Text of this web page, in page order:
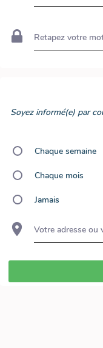
Retapez votre
Soyez informé(e) par
Chaque semaine
Chaque mois
Jamais
Votre adresse ou